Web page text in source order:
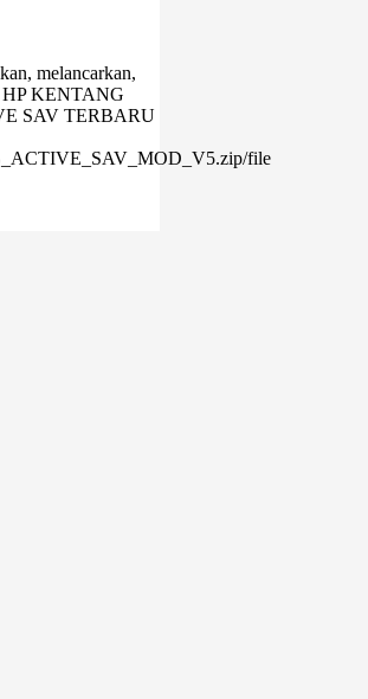
melancarkan,
HP KENTANG
SAV TERBARU
file